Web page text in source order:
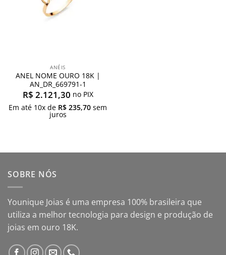
ANÉIS
ANEL NOME OURO 18K |
AN_DR_669791-1
R$ 2.121,30 no PIX
Em até 10x de R$ 235,70 sem
juros
SOBRE NÓS
Younique Joias é uma empresa 100% brasileira que
utiliza a melhor tecnologia para design e produção de
joias em ouro 18K.